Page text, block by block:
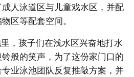
人泳道区与儿童戏水区，并配
区等配套空间。
，孩子们在浅水区兴奋地打水
般的笑声，为了这份家门口的
业泳池团队反复推敲方案，并